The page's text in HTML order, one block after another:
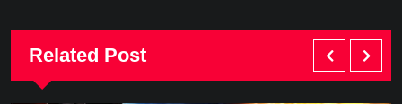
Related Post